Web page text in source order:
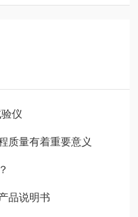
仪
质量有着重要意义
品说明书